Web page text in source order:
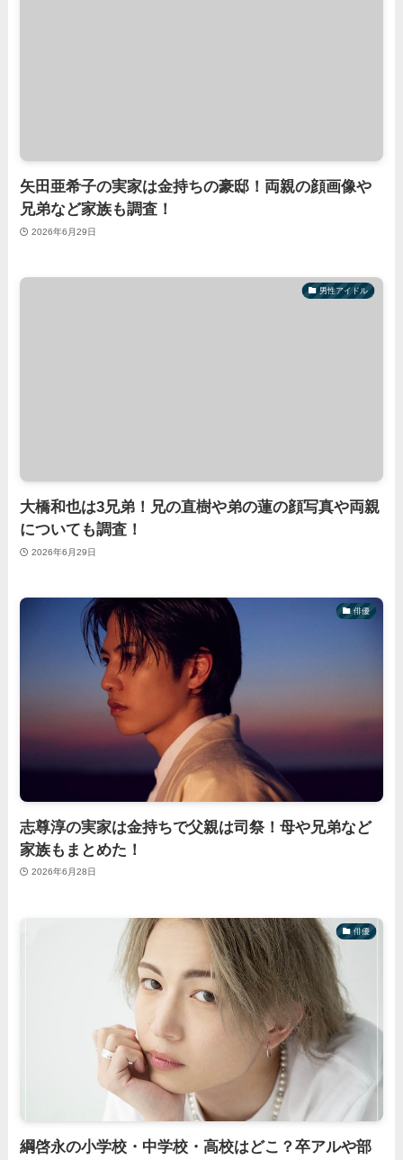
矢田亜希子の実家は金持ちの豪邸！両親の顔画像や
兄弟など家族も調査！
2026年6月29日
男性アイドル
大橋和也は3兄弟！兄の直樹や弟の蓮の顔写真や両親
についても調査！
2026年6月29日
俳優
志尊淳の実家は金持ちで父親は司祭！母や兄弟など
家族もまとめた！
2026年6月28日
俳優
綱啓永の小学校・中学校・高校はどこ？卒アルや部